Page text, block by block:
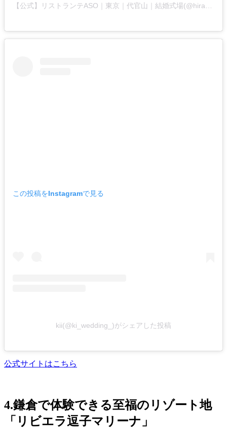
この投稿をInstagramで見る
kii(@ki_wedding_)がシェアした投稿
公式サイトはこちら
4.鎌倉で体験できる至福のリゾート地
「リビエラ逗子マリーナ」